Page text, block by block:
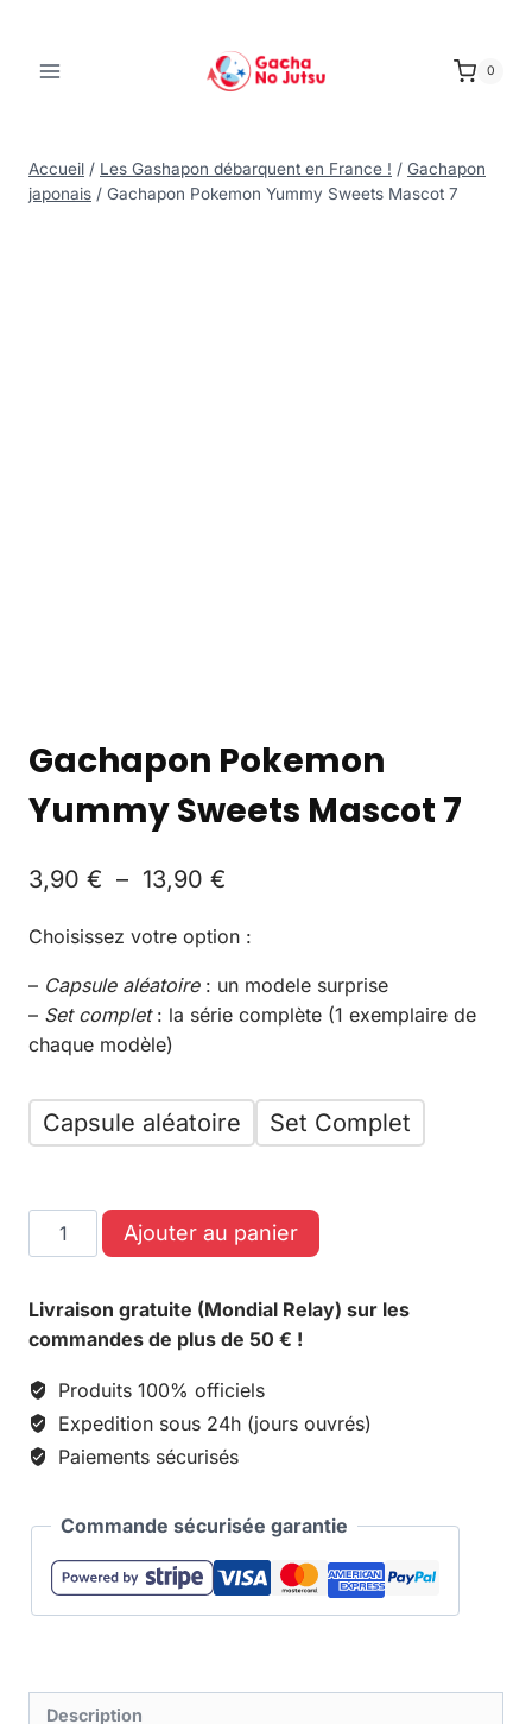
0
Accueil / Les Gashapon débarquent en France ! / Gachapon
japonais / Gachapon Pokemon Yummy Sweets Mascot 7
Gachapon Pokemon
Yummy Sweets Mascot 7
3,90 € – 13,90 €
Choisissez votre option :
– Capsule aléatoire: un modele surprise
– Set complet: la série complète (1 exemplaire de
chaque modèle)
Capsule aléatoire Set Complet
Ajouter au panier
Livraison gratuite (Mondial Relay) sur les
commandes de plus de 50 € !
Produits 100% officiels
Expedition sous 24h (jours ouvrés)
Paiements sécurisés
Commande sécurisée garantie
Description